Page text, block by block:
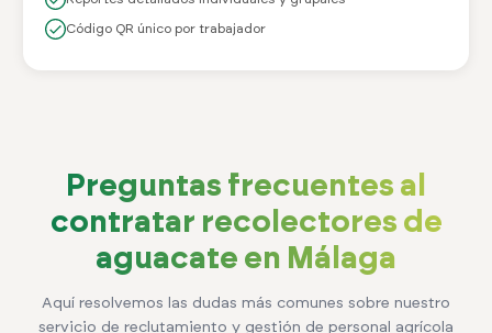
Código QR único por trabajador
Preguntas frecuentes al
contratar recolectores de
aguacate en Málaga
Aquí resolvemos las dudas más comunes sobre nuestro
servicio de reclutamiento y gestión de personal agrícola